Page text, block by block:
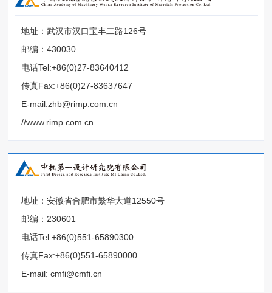
地址：武汉市汉口宝丰二路126号
邮编：430030
电话Tel:+86(0)27-83640412
传真Fax:+86(0)27-83637647
E-mail:zhb@rimp.com.cn
//www.rimp.com.cn
地址：安徽省合肥市繁华大道12550号
邮编：230601
电话Tel:+86(0)551-65890300
传真Fax:+86(0)551-65890000
E-mail: cmfi@cmfi.cn